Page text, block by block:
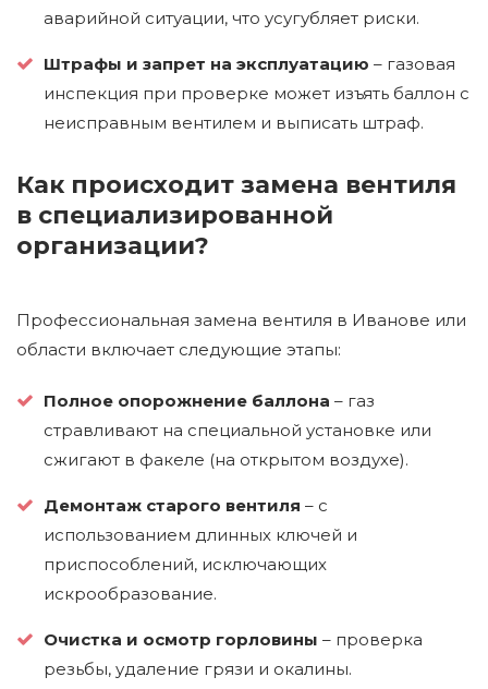
аварийной ситуации, что усугубляет риски.
Штрафы и запрет на эксплуатацию – газовая
инспекция при проверке может изъять баллон с
неисправным вентилем и выписать штраф.
Как происходит замена вентиля
в специализированной
организации?
Профессиональная замена вентиля в Иванове или
области включает следующие этапы:
Полное опорожнение баллона – газ
стравливают на специальной установке или
сжигают в факеле (на открытом воздухе).
Демонтаж старого вентиля – с
использованием длинных ключей и
приспособлений, исключающих
искрообразование.
Очистка и осмотр горловины – проверка
резьбы, удаление грязи и окалины.